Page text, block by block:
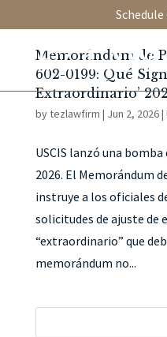
Memorándum de
602-0199: Qué
Extraordinario’
bytezlawfirm | Jun 2, 2026|
USCIS lanzó una
2026. El Memorándum
instruye a los oficiales
solicitudes de ajuste de
“extraordinario” que
memorándum no...